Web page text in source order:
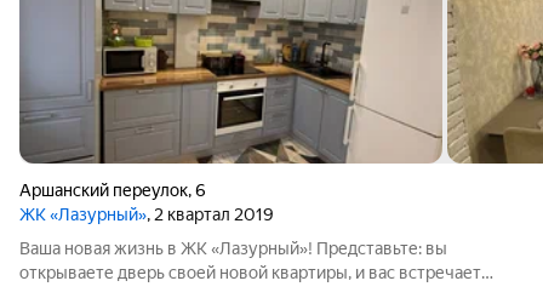
Аршанский переулок,6
ЖК «Лазурный», 2 квартал 2019
Ваша новая жизнь в ЖК «Лазурный»! Представьте: вы
открываете дверь своей новой квартиры, и вас встречает